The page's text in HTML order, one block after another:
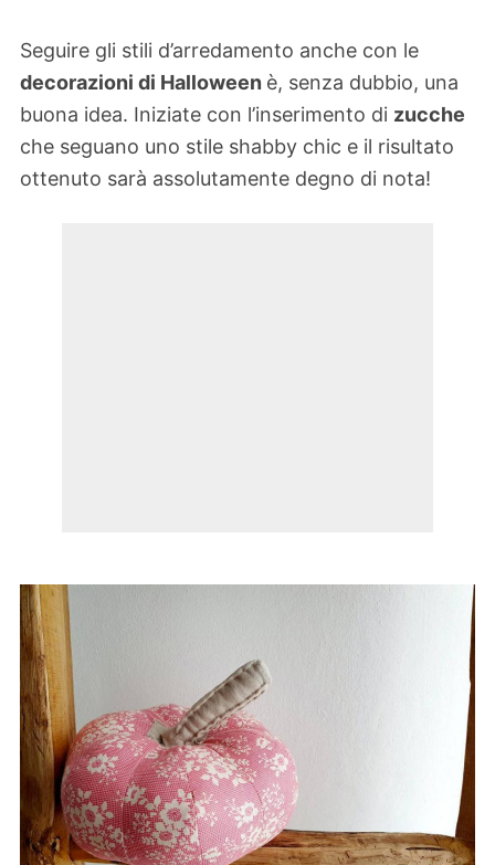
Seguire gli stili d’arredamento anche con le
decorazioni di Halloween è, senza dubbio, una
buona idea. Iniziate con l’inserimento di zucche
che seguano uno stile shabby chic e il risultato
ottenuto sarà assolutamente degno di nota!